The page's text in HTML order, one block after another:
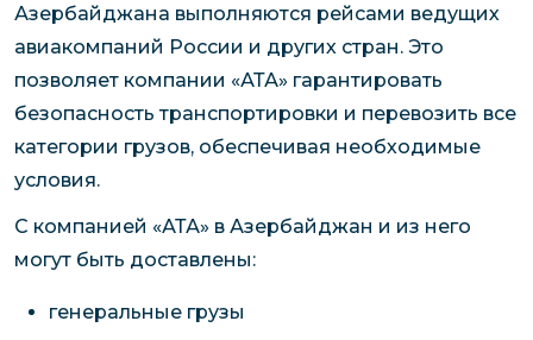
Азербайджана выполняются рейсами ведущих
авиакомпаний России и других стран. Это
позволяет компании «АТА» гарантировать
безопасность транспортировки и перевозить все
категории грузов, обеспечивая необходимые
условия.
С компанией «АТА» в Азербайджан и из него
могут быть доставлены:
генеральные грузы